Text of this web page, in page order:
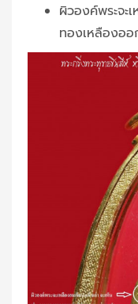
ผิวองค์พระจะ
ทองเหลืองอ